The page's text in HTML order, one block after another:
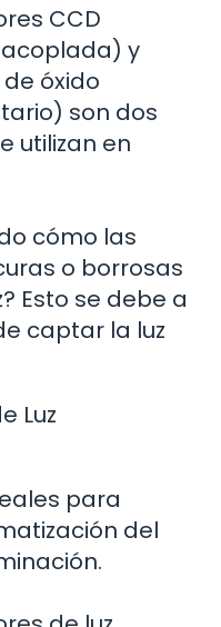
CCD
y
óxido
son dos
utilizan en
cómo las
o borrosas
Esto se debe a
captar la luz
Luz
para
del